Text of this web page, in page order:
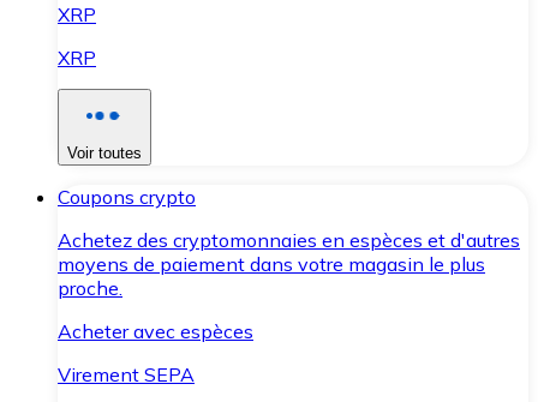
XRP
XRP
Voir toutes
Coupons crypto
Achetez des cryptomonnaies en espèces et d'autres
moyens de paiement dans votre magasin le plus
proche.
Acheter avec espèces
Virement SEPA